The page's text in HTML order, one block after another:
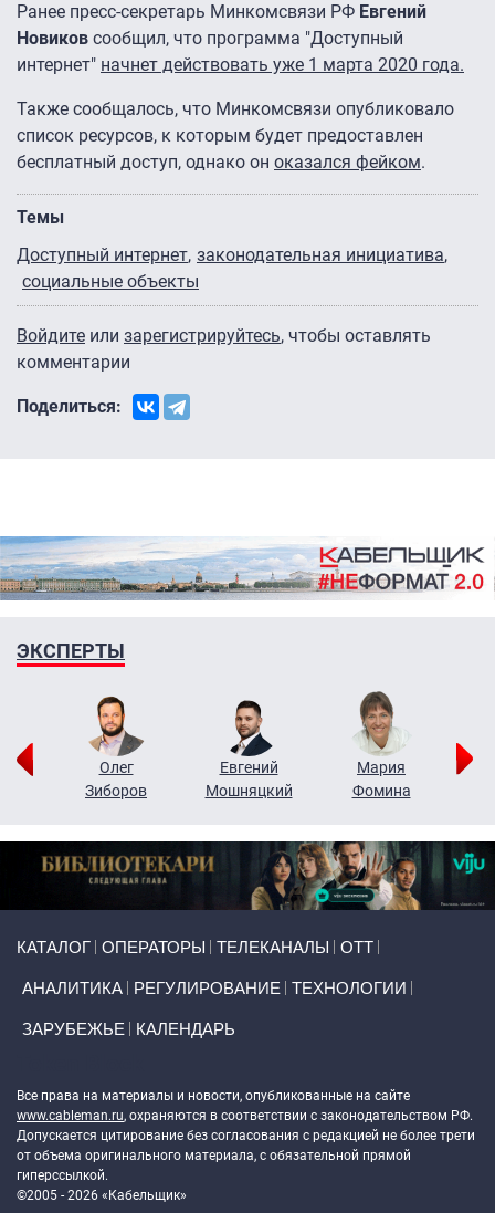
Ранее пресс-секретарь Минкомсвязи РФ Евгений
Новиков сообщил, что программа "Доступный
интернет" начнет действовать уже 1 марта 2020 года.
Также сообщалось, что Минкомсвязи опубликовало
список ресурсов, к которым будет предоставлен
бесплатный доступ, однако он оказался фейком.
Темы
Доступный интернет законодательная инициатива
социальные объекты
Войдите или зарегистрируйтесь, чтобы оставлять
комментарии
Поделиться:
ЭКСПЕРТЫ
Олег
Зиборов
Евгений
Мошняцкий
Мария
Фомина
КАТАЛОГ ОПЕРАТОРЫ ТЕЛЕКАНАЛЫ ОТТ
АНАЛИТИКА РЕГУЛИРОВАНИЕ ТЕХНОЛОГИИ
ЗАРУБЕЖЬЕ КАЛЕНДАРЬ
Все права на материалы и новости, опубликованные на сайте
www.cableman.ru, охраняются в соответствии с законодательством РФ.
Допускается цитирование без согласования с редакцией не более трети
от объема оригинального материала, с обязательной прямой
гиперссылкой.
©2005 - 2026 «Кабельщик»